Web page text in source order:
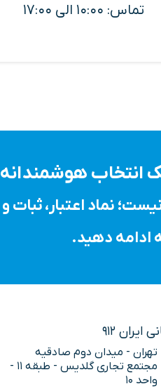
تماس: 10:00 الی 17:00
انتخاب هوشمندانه
ایران 912
تهران - میدان دوم صادقیه
مجتمع تجاری گلدیس - طبقه 11 -
واحد 10